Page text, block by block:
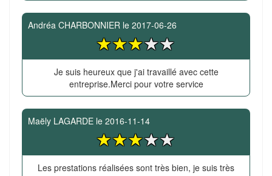
Andréa CHARBONNIER le 2017-06-26
Je suis heureux que j'ai travaillé avec cette
entreprise.Merci pour votre service
Maëly LAGARDE le 2016-11-14
Les prestations réalisées sont très bien, je suis très